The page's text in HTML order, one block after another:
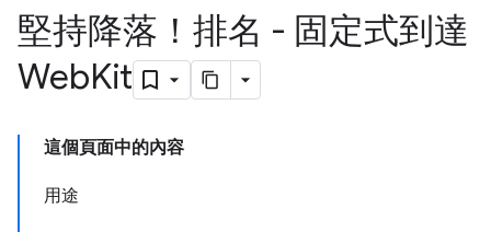
堅持降落！排名 - 固定式到達
WebKit
這個頁面中的內容
用途